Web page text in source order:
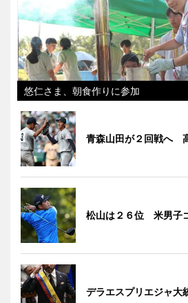
悠仁さま、朝食作りに参加
青森山田が２回戦へ
松山は２６位 米男子
デラエスプリエジャ大